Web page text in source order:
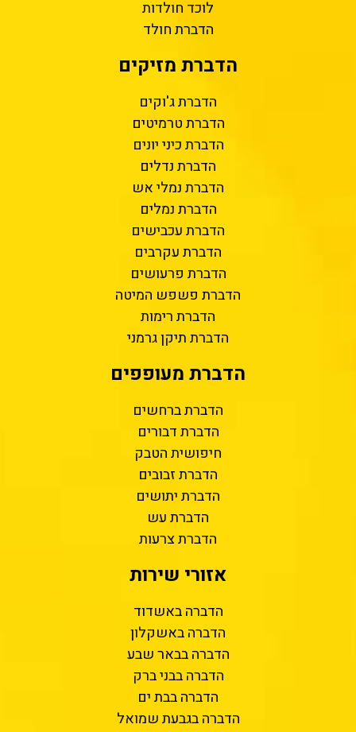
לוכד חולדות
הדברת חולד
הדברת מזיקים
הדברת ג'וקים
הדברת טרמיטים
הדברת כיני יונים
הדברת נדלים
הדברת נמלי אש
הדברת נמלים
הדברת עכבישים
הדברת עקרבים
הדברת פרעושים
הדברת פשפש המיטה
הדברת רימות
הדברת תיקן גרמני
הדברת מעופפים
הדברת ברחשים
הדברת דבורים
חיפושית הטבק
הדברת זבובים
הדברת יתושים
הדברת עש
הדברת צרעות
אזורי שירות
הדברה באשדוד
הדברה באשקלון
הדברה בבאר שבע
הדברה בבני ברק
הדברה בבת ים
הדברה בגבעת שמואל